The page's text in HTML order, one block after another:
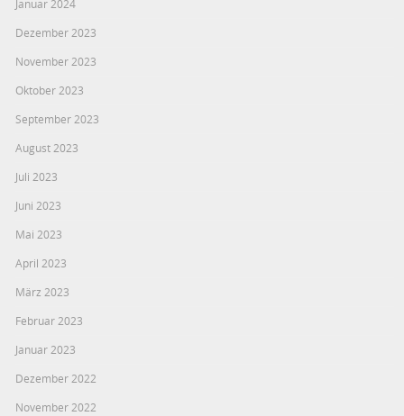
Januar 2024
Dezember 2023
November 2023
Oktober 2023
September 2023
August 2023
Juli 2023
Juni 2023
Mai 2023
April 2023
März 2023
Februar 2023
Januar 2023
Dezember 2022
November 2022